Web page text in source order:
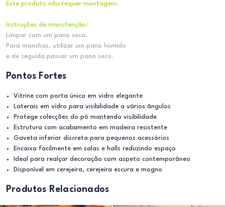
Este produto não requer montagem.
Instruções de manutenção:
Limpar com um pano seco.
Para manchas, utilizar um pano húmido
e de seguida passar um pano seco.
Pontos Fortes
Vitrine com porta única em vidro elegante
Laterais em vidro para visibilidade a vários ângulos
Protege colecções do pó mantendo visibilidade
Estrutura com acabamento em madeira resistente
Gaveta inferior discreta para pequenos acessórios
Encaixa facilmente em salas e halls reduzindo espaço
Ideal para realçar decoração com aspeto contemporâneo
Disponível em cerejeira, cerejeira escura e mogno
Produtos Relacionados